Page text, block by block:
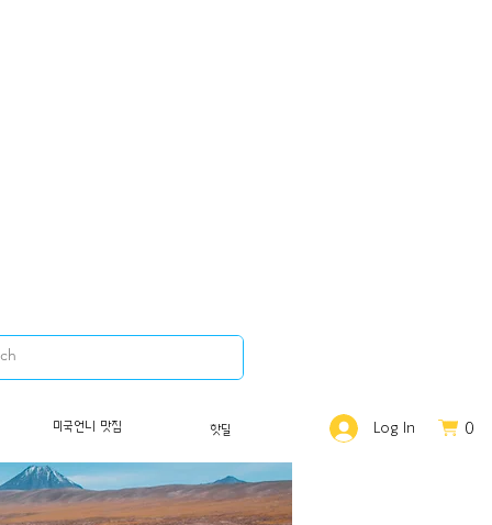
미국언니 맛집 핫딜 Log In 0